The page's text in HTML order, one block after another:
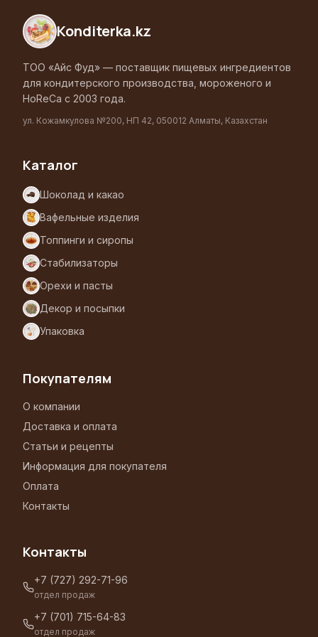
Konditerka.kz
ТОО «Айс Фуд» — поставщик пищевых ингредиентов
для кондитерского производства, мороженого и
HoReCa с 2003 года.
ул. Кожамкулова №200, НП 42, 050012 Алматы, Казахстан
Каталог
Шоколад и какао
Вафельные изделия
Топпинги и сиропы
Стабилизаторы
Орехи и пасты
Декор и посыпки
Упаковка
Покупателям
О компании
Доставка и оплата
Статьи и рецепты
Информация для покупателя
Оплата
Контакты
Контакты
+7 (727) 292-71-96
отдел продаж
+7 (701) 715-64-83
отдел продаж